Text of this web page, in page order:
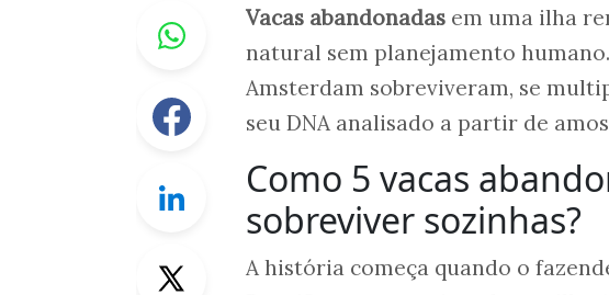
Whastapp
Facebook
Linkedin
Twitter
Vacas abandonadas em uma ilha
natural sem planejamento
Amsterdam sobreviveram, se
seu DNA analisado a partir de
Como 5 vacas
sobreviver sozinhas?
A história começa quando o